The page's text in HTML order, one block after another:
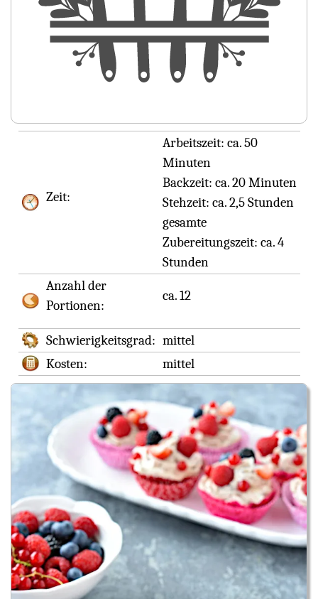
Zeit:
Arbeitszeit: ca. 50
Minuten
Backzeit: ca. 20 Minuten
Stehzeit: ca. 2,5 Stunden
gesamte
Zubereitungszeit: ca. 4
Stunden
Anzahl der
Portionen:
ca. 12
Schwierigkeitsgrad: mittel
Kosten:
mittel